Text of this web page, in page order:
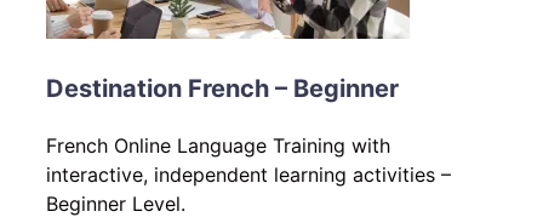
Destination French – Beginner
French Online Language Training with
interactive, independent learning activities –
Beginner Level.